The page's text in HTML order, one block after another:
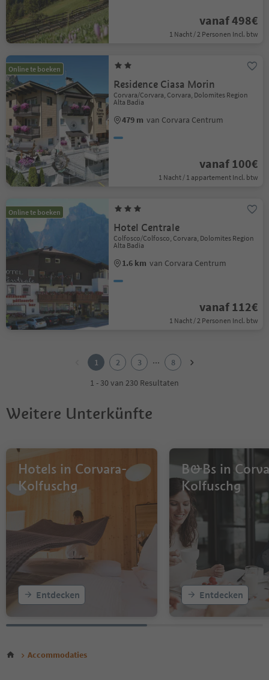
vanaf 498€
1 Nacht / 2 Personen Incl. btw
Online te boeken
Residence Ciasa Morin
Corvara/Corvara, Corvara, Dolomites Region
Alta Badia
479 m van Corvara Centrum
vanaf 100€
1 Nacht / 1 appartement Incl. btw
Online te boeken
Hotel Centrale
Colfosco/Colfosco, Corvara, Dolomites Region
Alta Badia
1.6 km van Corvara Centrum
vanaf 112€
1 Nacht / 2 Personen Incl. btw
6
7
1 2 3 ...
8
1 - 30 van 230 Resultaten
Weitere Unterkünfte
Hotels in Corvara-
Kolfuschg
Entdecken
B&Bs in
Kolfuschg
Entdecken
Accommodaties